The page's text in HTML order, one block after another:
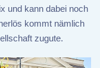
und kann dabei noch
kommt nämlich
zugute.